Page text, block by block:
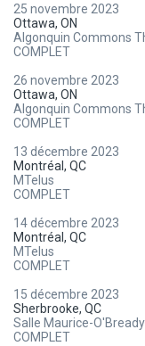
25 novembre 2023
Ottawa, ON
Algonquin Commons
COMPLET
26 novembre 2023
Ottawa, ON
Algonquin Commons
COMPLET
13 décembre 2023
Montréal, QC
MTelus
COMPLET
14 décembre 2023
Montréal, QC
MTelus
COMPLET
15 décembre 2023
Sherbrooke, QC
Salle Maurice-O'Bready
COMPLET